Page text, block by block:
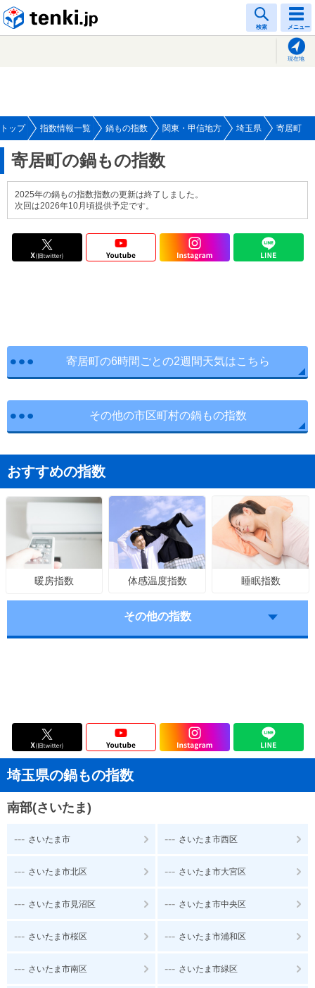
検索 メニュー
現在地
トップ 指数情報一覧 鍋もの指数 関東・甲信地方 埼玉県 寄居町
寄居町の鍋もの指数
2025年の鍋もの指数指数の更新は終了しました。
次回は2026年10月頃提供予定です。
寄居町の6時間ごとの2週間天気はこちら
その他の市区町村の鍋もの指数
おすすめの指数
暖房指数 体感温度指数 睡眠指数
その他の指数
埼玉県の鍋もの指数
南部(さいたま)
--- さいたま市 --- さいたま市西区
--- さいたま市北区 --- さいたま市大宮区
--- さいたま市見沼区 --- さいたま市中央区
--- さいたま市桜区 --- さいたま市浦和区
--- さいたま市南区 --- さいたま市緑区